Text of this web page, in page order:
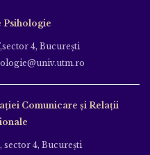
Psihologie
4, Bucureşti
Comunicare și Relații
sector 4, Bucureşti